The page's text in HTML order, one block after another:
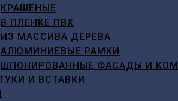
КРАШЕНЫЕ
В ПЛЕНКЕ ПВХ
ИЗ МАССИВА ДЕРЕВА
АЛЮМИНИЕВЫЕ РАМКИ
ШПОНИРОВАННЫЕ ФАСАДЫ И
И ВСТАВКИ